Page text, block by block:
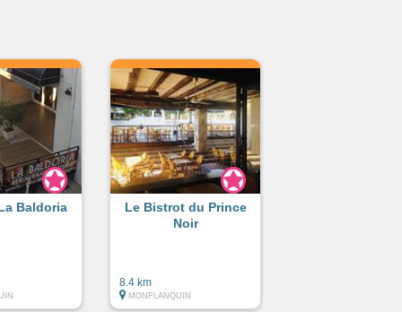
Baldoria
Le Bistrot du Prince
Noir
8.4 km
MONFLANQUIN